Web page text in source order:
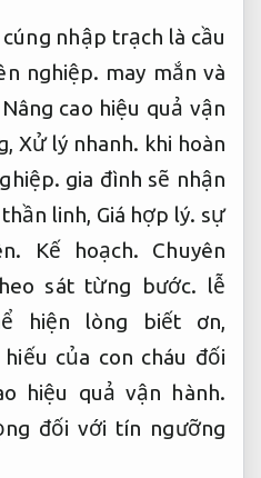
nhập trạch là cầu
nghiệp. may mắn và
Nâng cao hiệu quả vận
Xử lý nhanh. khi hoàn
gia đình sẽ nhận
linh, Giá hợp lý. sự
Kế hoạch.
Chuyên
sát từng bước. lễ
hiện lòng biết ơn,
hiếu của con cháu đối
hiệu quả vận hành.
đối với tín ngưỡng